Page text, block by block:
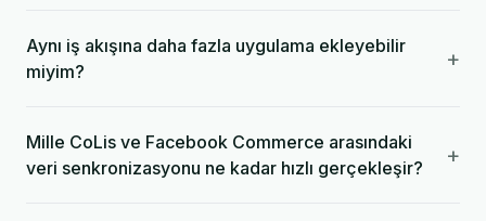
Aynı iş akışına daha fazla uygulama ekleyebilir
miyim?
+
Mille CoLis ve Facebook Commerce arasındaki
veri senkronizasyonu ne kadar hızlı gerçekleşir?
+